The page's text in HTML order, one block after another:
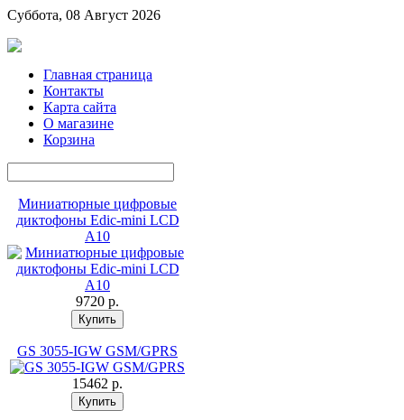
Суббота, 08 Август 2026
Главная страница
Контакты
Карта сайта
О магазине
Корзина
Миниатюрные цифровые
диктофоны Edic-mini LCD
A10
9720 p.
GS 3055-IGW GSM/GPRS
15462 p.